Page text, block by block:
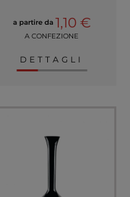
a partire da 1,10 €
A CONFEZIONE
DETTAGLI